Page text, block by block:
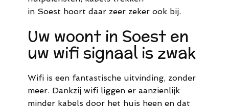
info@meldaro.nl
in Soest hoort daar zeer zeker ook bij.
Uw woont in Soest en
uw wifi signaal is zwak
Wifi is een fantastische uitvinding, zonder
meer. Dankzij wifi liggen er aanzienlijk
minder kabels door het huis heen en dat